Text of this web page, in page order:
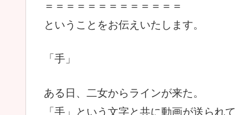
＝＝＝＝＝＝＝＝＝＝＝＝＝
ということをお伝えいたします。
「手」
ある日、二女からラインが来た。
「手」という文字と共に動画が送られて